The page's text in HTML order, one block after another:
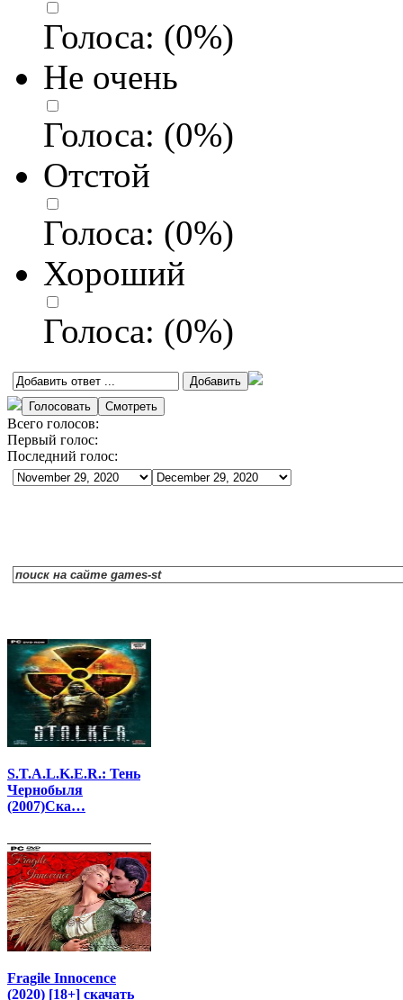
Голоса: (0%)
Не очень
Голоса: (0%)
Отстой
Голоса: (0%)
Хороший
Голоса: (0%)
Всего голосов:
Первый голос:
Последний голос:
S.T.A.L.K.E.R.: Тень
Чернобыля
(2007)Ска…
Fragile Innocence
(2020) [18+] скачать